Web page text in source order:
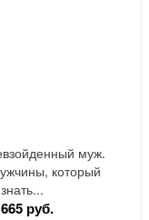
муж.
который
руб.